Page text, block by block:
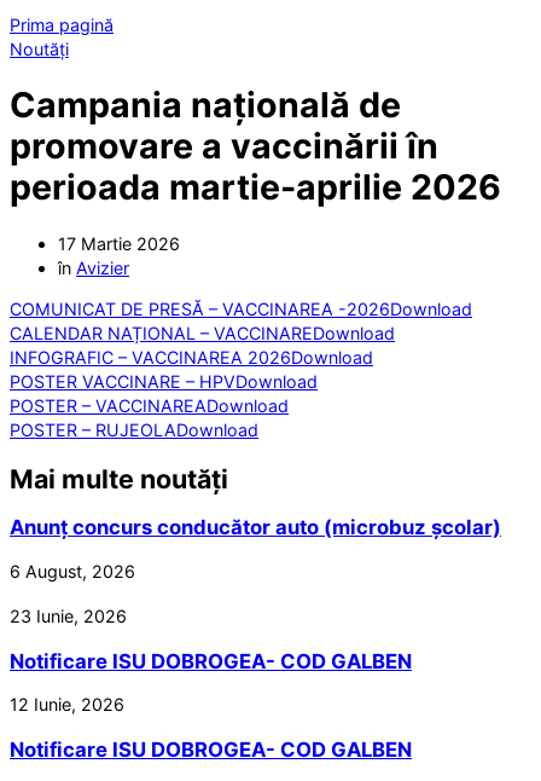
Prima pagină
Noutăți
Campania națională de
promovare a vaccinării în
perioada martie-aprilie 2026
17 Martie 2026
în Avizier
COMUNICAT DE PRESĂ – VACCINAREA -2026Download
CALENDAR NAȚIONAL – VACCINAREDownload
INFOGRAFIC – VACCINAREA 2026Download
POSTER VACCINARE – HPVDownload
POSTER – VACCINAREADownload
POSTER – RUJEOLADownload
Mai multe noutăți
Anunț concurs conducător auto (microbuz școlar)
6 August, 2026
23 Iunie, 2026
Notificare ISU DOBROGEA- COD GALBEN
12 Iunie, 2026
Notificare ISU DOBROGEA- COD GALBEN